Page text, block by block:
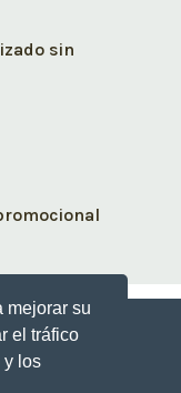
mejorar su
el tráfico
y los
sin